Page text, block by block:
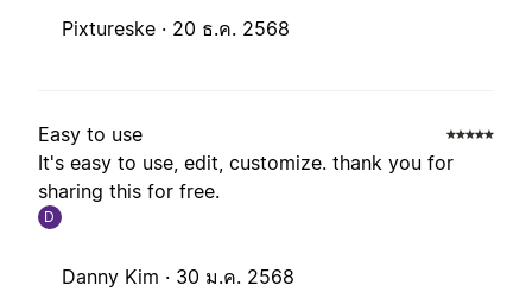
Pixtureske · 20 ธ.ค. 2568
Easy to use
It's easy to use, edit, customize. thank you for
sharing this for free.
D
Danny Kim · 30 ม.ค. 2568